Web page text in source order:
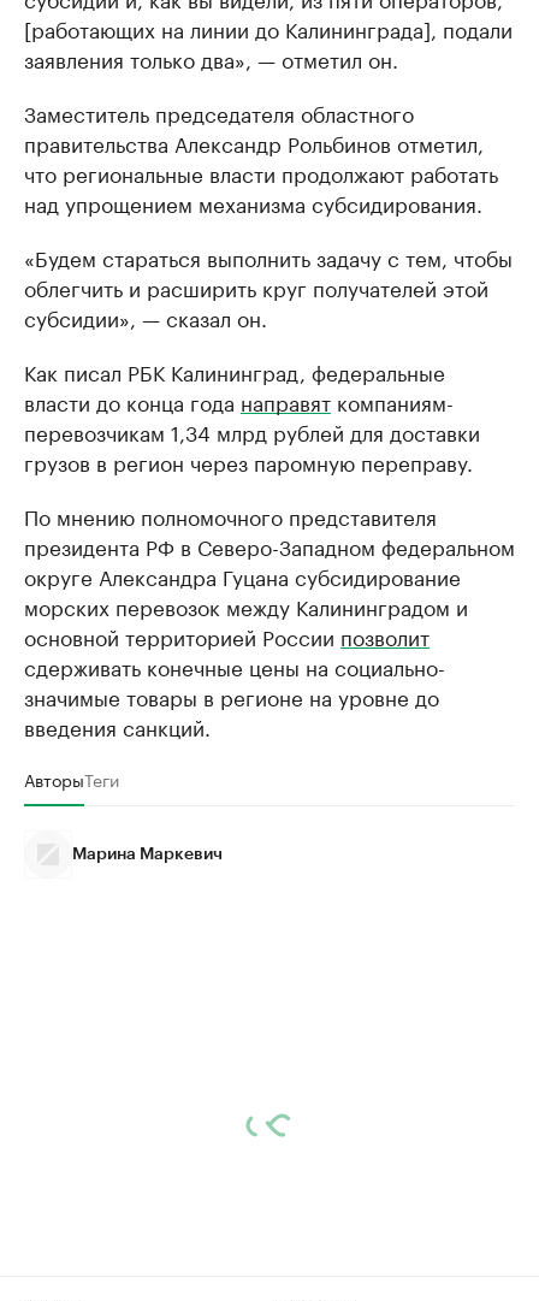
[работающих на линии до Калининграда], подали
заявления только два», — отметил он.
Заместитель председателя областного
правительства Александр Рольбинов отметил,
что региональные власти продолжают работать
над упрощением механизма субсидирования.
«Будем стараться выполнить задачу с тем, чтобы
облегчить и расширить круг получателей этой
субсидии», — сказал он.
Как писал РБК Калининград, федеральные
власти до конца года направят компаниям-
перевозчикам 1,34 млрд рублей для доставки
грузов в регион через паромную переправу.
По мнению полномочного представителя
президента РФ в Северо-Западном федеральном
округе Александра Гуцана субсидирование
морских перевозок между Калининградом и
основной территорией России позволит
сдерживать конечные цены на социально-
значимые товары в регионе на уровне до
введения санкций.
АвторыТеги
Марина Маркевич